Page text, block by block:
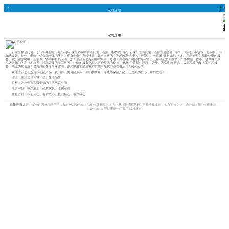
公司介绍
公司介绍
石家庄鹏佳门窗厂于1999年创立，是*从事石家庄塑钢断桥铝门窗、石家庄断桥铝门窗、石家庄塑钢门窗、石家庄铝合金门窗厂、钢衬、不锈钢、彩钢房、阳
光房设计、制作、安装、销售为一体的服务。拥有全套生产线设备，具有丰富的生产经验及规模化生产能力。一直坚持以“诚信”为本，为客户提供周到热情的服
务。我们在原材料、五金件、辅助材料的采购、加工成品及交货到用户手中，每道工序都有严格的程序审查。以精湛的加工技术、严格的施工程序，确保每个成
品代表我们的高技术水平。以高素质的员工队伍、热情的服务姿态向客户展示的良好、秉承“关注居住环境、提升生活品质”的理念，以高品质的技术工艺和服
务，竭诚为您创造和谐美好的生活居家空间，很大限度地满足客户的需求是我们管理者及员工的高追求。
欢迎有识之士选用我们的产品，我们将以优良的服务，可靠的质量，绿色环保的产品，让您买的舒心，用的放心！
理念：关注居住环境、提升生活品质
目标：为您创造和谐美好的生活居家空间
经营宗旨：客户至上、品质优良、诚实守信
质量方针：我们用心，客户放心、我们精心，客户称心
法律声明 本网站部分内容来源于网络，如有侵权请告知！我们立即删除；本网站严格遵循国家相关法律法规规定，如有不当之处，请告知！我们立即删除。
copyright @石家庄鹏佳门窗厂 版权所有